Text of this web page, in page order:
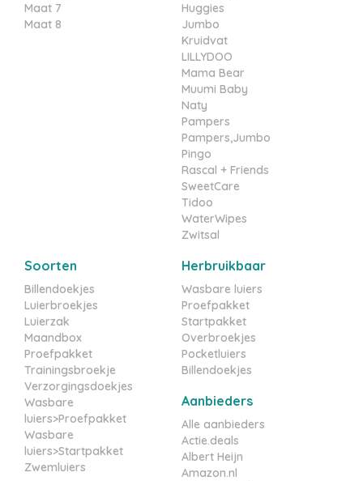
Maat 7
Maat 8
Huggies
Jumbo
Kruidvat
LILLYDOO
Mama Bear
Muumi Baby
Naty
Pampers
Pampers,Jumbo
Pingo
Rascal + Friends
SweetCare
Tidoo
WaterWipes
Zwitsal
Soorten
Billendoekjes
Luierbroekjes
Luierzak
Maandbox
Proefpakket
Trainingsbroekje
Verzorgingsdoekjes
Wasbare
luiers>Proefpakket
Wasbare
luiers>Startpakket
Zwemluiers
Herbruikbaar
Wasbare luiers
Proefpakket
Startpakket
Overbroekjes
Pocketluiers
Billendoekjes
Aanbieders
Alle aanbieders
Actie.deals
Albert Heijn
Amazon.nl